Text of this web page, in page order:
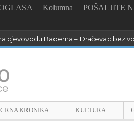
Kolumna
POŠALJITE
cjevovodu Baderna – Dračevac bez
CRNA KRONIKA KULTURA